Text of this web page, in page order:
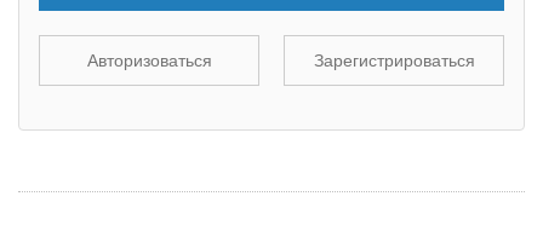
Авторизоваться Зарегистрироваться